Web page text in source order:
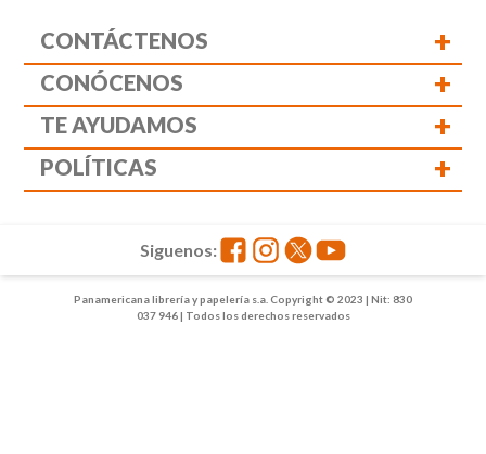
CONTÁCTENOS +
CONÓCENOS +
TE AYUDAMOS +
POLÍTICAS +
Panamericana librería y papelería s.a. Copyright © 2023 | Nit: 830
037 946 | Todos los derechos reservados
Siguenos: